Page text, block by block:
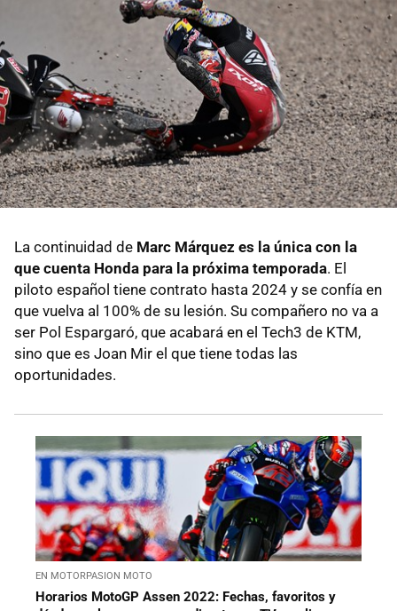
La continuidad de Marc Márquez es la única con la
que cuenta Honda para la próxima temporada. El
piloto español tiene contrato hasta 2024 y se confía en
que vuelva al 100% de su lesión. Su compañero no va a
ser Pol Espargaró, que acabará en el Tech3 de KTM,
sino que es Joan Mir el que tiene todas las
oportunidades.
EN MOTORPASION MOTO
Horarios MotoGP Assen 2022: Fechas, favoritos y